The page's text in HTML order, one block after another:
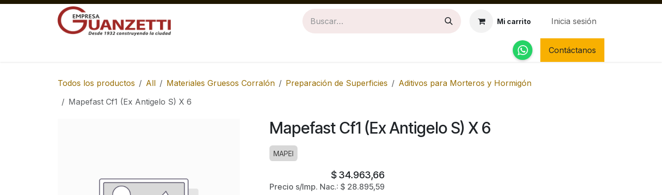
Ir al contenido
Mi carrito Inicia sesión
Contáctanos
Todos los productos All Materiales Gruesos Corralón Preparación de Superficies
Aditivos para Morteros y Hormigón
Mapefast Cf1 (Ex Antigelo S) X 6
Mapefast Cf1 (Ex Antigelo S) X 6
MAPEI
$ 34.963,66
Precio s/Imp. Nac.: $ 28.895,59